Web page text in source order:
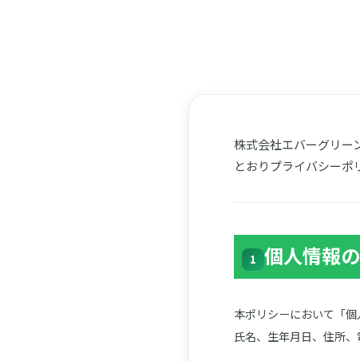
株式会社エバーグリー
とおりプライバシーポ
1 個人情報
本ポリシーにおいて「
氏名、生年月日、住所